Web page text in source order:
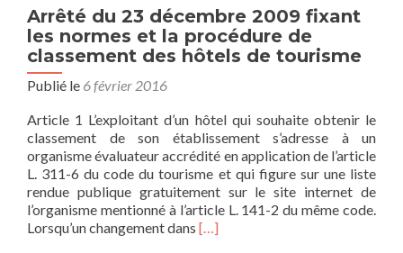
les
hébergements
touristiques
Arrêté du 23 décembre 2009 fixant
les normes et la procédure de
classement des hôtels de tourisme
Publié le 6 février 2016
Article 1 L’exploitant d’un hôtel qui souhaite obtenir le
classement de son établissement s’adresse à un
organisme évaluateur accrédité en application de l’article
L. 311-6 du code du tourisme et qui figure sur une liste
rendue publique gratuitement sur le site internet de
l’organisme mentionné à l’article L. 141-2 du même code.
Lorsqu’un changement dans En
[…]